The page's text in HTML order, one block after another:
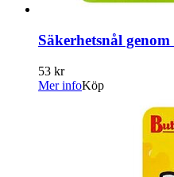
Säkerhetsnål
53 kr
Mer infoKöp